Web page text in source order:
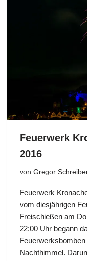
Feuerwerk
2016
von Gregor
Feuerwerk
vom diesjährigen
Freischießen am
22:00 Uhr begann
Nachthimmel.